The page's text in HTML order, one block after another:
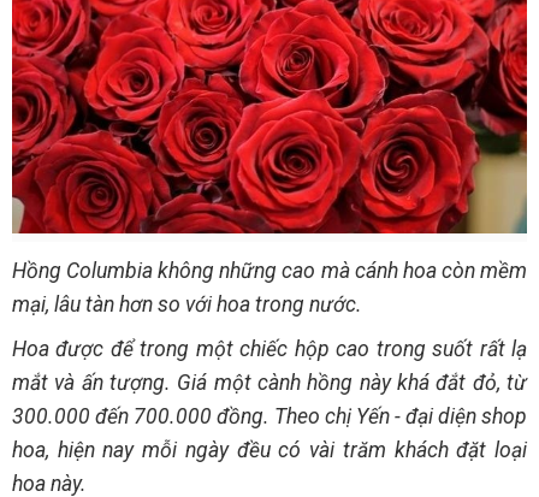
Hồng Columbia không những cao mà cánh hoa còn mềm
mại, lâu tàn hơn so với hoa trong nước.
Hoa được để trong một chiếc hộp cao trong suốt rất lạ
mắt và ấn tượng. Giá một cành hồng này khá đắt đỏ, từ
300.000 đến 700.000 đồng. Theo chị Yến - đại diện shop
hoa, hiện nay mỗi ngày đều có vài trăm khách đặt loại
hoa này.